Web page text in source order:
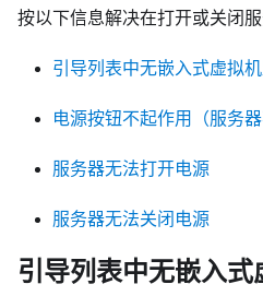
按以下信息解决在打开或关闭服
引导列表中无嵌入式虚拟
电源按钮不起作用（服务器
服务器无法打开电源
服务器无法关闭电源
引导列表中无嵌入